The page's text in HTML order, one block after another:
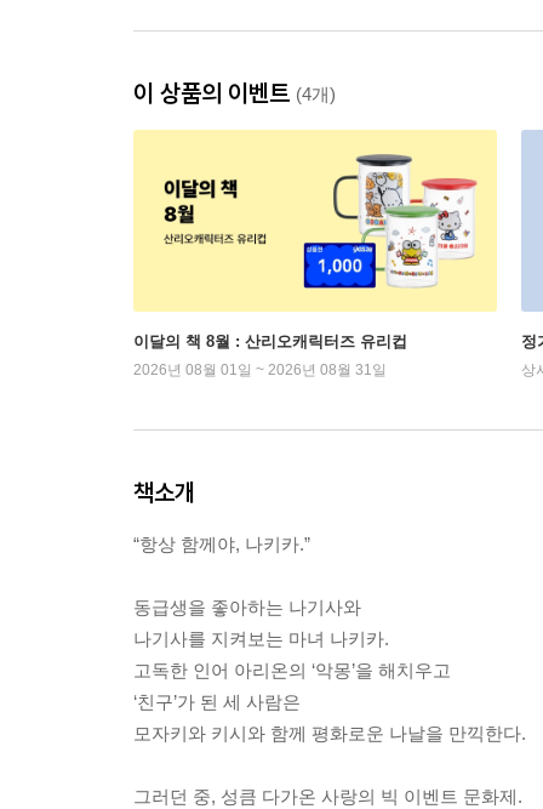
이 상품의 이벤트 (4개)
이달의 책 8월 : 산리오캐릭터즈 유리컵
2026년 08월 01일 ~ 2026년 08월 31일
정
상
책소개
“항상 함께야, 나키카.”
동급생을 좋아하는 나기사와
나기사를 지켜보는 마녀 나키카.
고독한 인어 아리온의 ‘악몽’을 해치우고
‘친구’가 된 세 사람은
모자키와 키시와 함께 평화로운 나날을 만끽한다.
그러던 중, 성큼 다가온 사랑의 빅 이벤트 문화제.